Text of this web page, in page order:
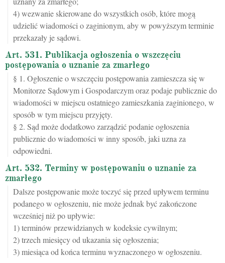
4) wezwanie skierowane do wszystkich osób, które mogą
udzielić wiadomości o zaginionym, aby w powyższym terminie
przekazały je sądowi.
Art. 531. Publikacja ogłoszenia o wszczęciu
postępowania o uznanie za zmarłego
§ 1. Ogłoszenie o wszczęciu postępowania zamieszcza się w
Monitorze Sądowym i Gospodarczym oraz podaje publicznie do
wiadomości w miejscu ostatniego zamieszkania zaginionego, w
sposób w tym miejscu przyjęty.
§ 2. Sąd może dodatkowo zarządzić podanie ogłoszenia
publicznie do wiadomości w inny sposób, jaki uzna za
odpowiedni.
Art. 532. Terminy w postępowaniu o uznanie za
zmarłego
Dalsze postępowanie może toczyć się przed upływem terminu
podanego w ogłoszeniu, nie może jednak być zakończone
wcześniej niż po upływie:
1) terminów przewidzianych w kodeksie cywilnym;
2) trzech miesięcy od ukazania się ogłoszenia;
3) miesiąca od końca terminu wyznaczonego w ogłoszeniu.